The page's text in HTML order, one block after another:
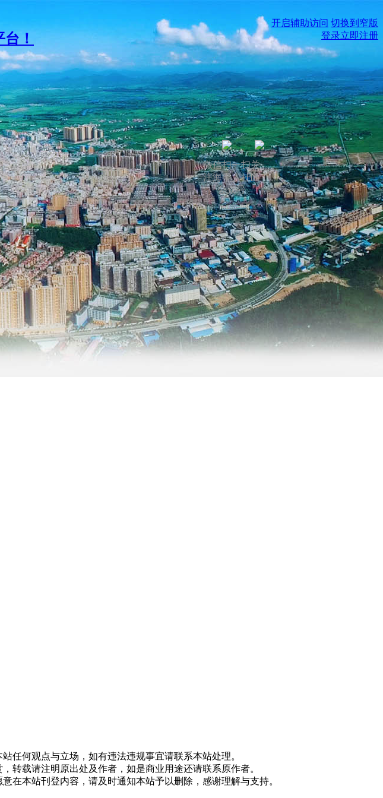
开启辅助访问 切换到窄版
登录立即注册
微信扫一扫关
注海丰人社区
公众号
任何观点与立场，如有违法违规事宜请联系本站处理。
转载请注明原出处及作者，如是商业用途还请联系原作者。
在本站刊登内容，请及时通知本站予以删除，感谢理解与支持。